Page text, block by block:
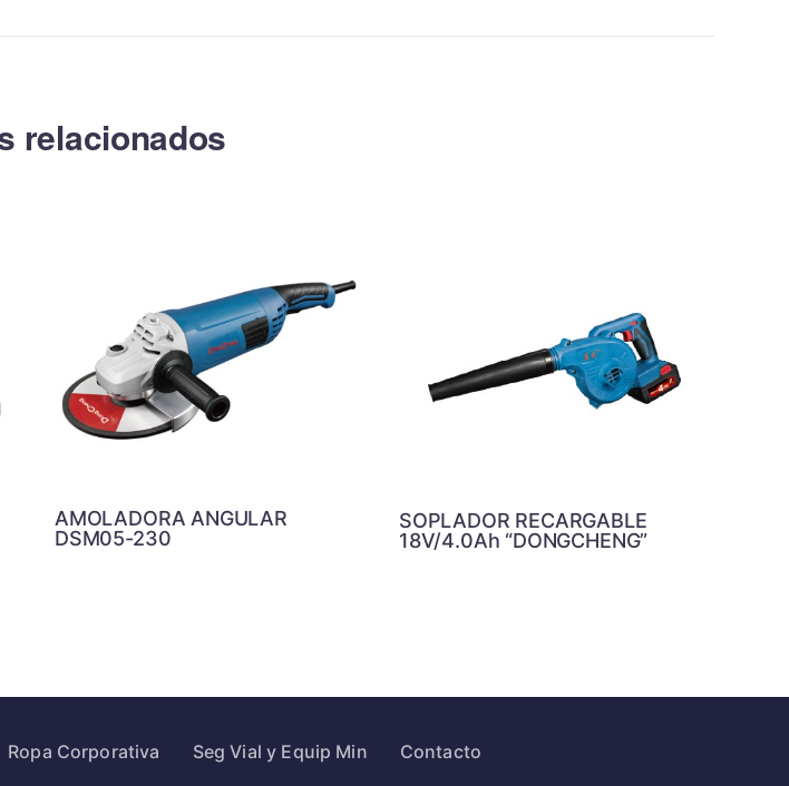
relacionados
AMOLADORA ANGULAR
DSM05-230
SOPLADOR RECARGABLE
18V/4.0Ah “DONGCHENG”
Ropa Corporativa Seg Vial y Equip Min Contacto